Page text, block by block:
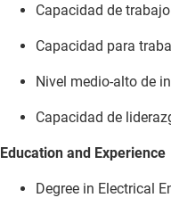
Capacidad de
Capacidad para
Nivel medio-alto de
Capacidad de
Education and Experience
Degree in Electrical